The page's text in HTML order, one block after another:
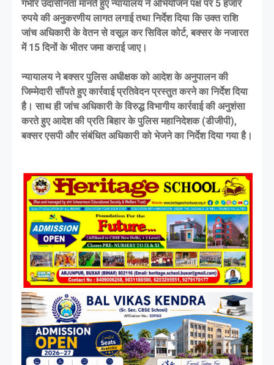
गंभीर उदासीनता मानते हुए न्यायालय ने अभियोजन पक्ष पर 5 हजार
रुपये की अनुकरणीय लागत लगाई तथा निर्देश दिया कि उक्त राशि
जांच अधिकारी के वेतन से वसूल कर सिविल कोर्ट, बक्सर के नजारत
में 15 दिनों के भीतर जमा कराई जाए।
न्यायालय ने बक्सर पुलिस अधीक्षक को आदेश के अनुपालन की
जिम्मेदारी सौंपते हुए कार्रवाई प्रतिवेदन प्रस्तुत करने का निर्देश दिया
है। साथ ही जांच अधिकारी के विरुद्ध विभागीय कार्रवाई की अनुशंसा
करते हुए आदेश की प्रति बिहार के पुलिस महानिदेशक (डीजीपी),
बक्सर एसपी और संबंधित अधिकारी को भेजने का निर्देश दिया गया है।